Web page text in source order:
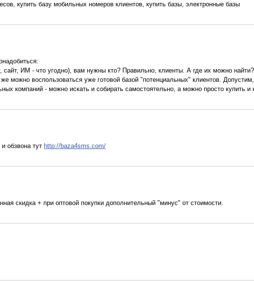
купить базу мобильных номеров клиентов, купить базы, электронные базы
сайт, ИМ - что угодно), вам нужны кто? Правильно, клиенты. А где их можно
можно воспользоваться уже готовой базой "потенциальных" клиентов.
компаний - можно искать и собирать самостоятельно, а можно просто купить и
обзвона тут http://baza4sms.com/
скидка + при оптовой покупки дополнительный "минус" от стоимости.